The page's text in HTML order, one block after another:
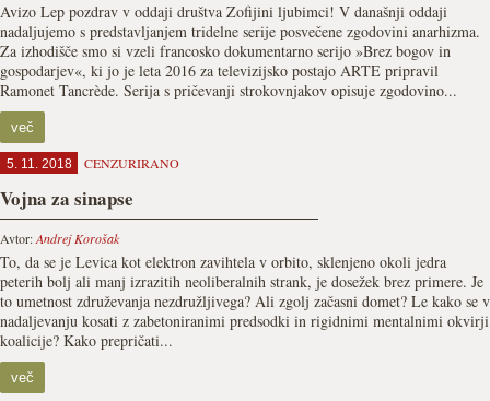
Avizo Lep pozdrav v oddaji društva Zofijini ljubimci! V današnji oddaji
nadaljujemo s predstavljanjem tridelne serije posvečene zgodovini anarhizma.
Za izhodišče smo si vzeli francosko dokumentarno serijo »Brez bogov in
gospodarjev«, ki jo je leta 2016 za televizijsko postajo ARTE pripravil
Ramonet Tancrède. Serija s pričevanji strokovnjakov opisuje zgodovino...
več
5. 11. 2018 CENZURIRANO
Vojna za sinapse
Avtor:Andrej Korošak
To, da se je Levica kot elektron zavihtela v orbito, sklenjeno okoli jedra
peterih bolj ali manj izrazitih neoliberalnih strank, je dosežek brez primere. Je
to umetnost združevanja nezdružljivega? Ali zgolj začasni domet? Le kako se v
nadaljevanju kosati z zabetoniranimi predsodki in rigidnimi mentalnimi okvirji
koalicije? Kako prepričati...
več